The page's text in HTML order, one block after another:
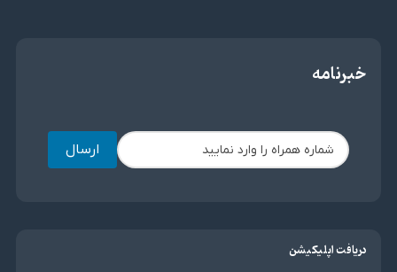
خبرنامه
ارسال
دریافت اپلیکیشن